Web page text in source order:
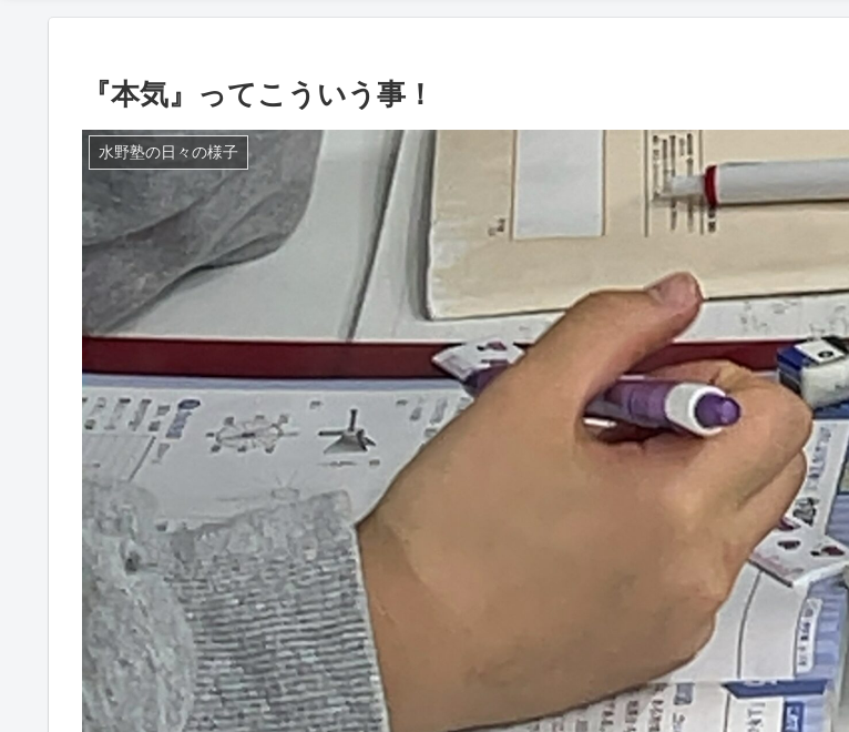
『本気』ってこういう事！
水野塾の日々の様子